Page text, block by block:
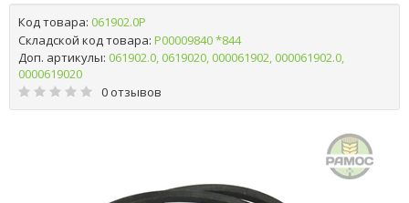
Код товара: 061902.0P
Складской код товара: Р00009840 *844
Доп. артикулы: 061902.0, 0619020, 000061902, 000061902.0,
0000619020
0 отзывов